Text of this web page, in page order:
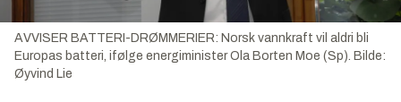
AVVISER BATTERI-DRØMMERIER: Norsk vannkraft vil aldri bli
Europas batteri, ifølge energiminister Ola Borten Moe (Sp). Bilde:
Øyvind Lie